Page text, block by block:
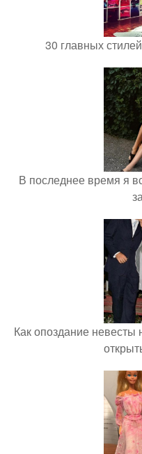
30 главных
В последнее время я
Как опоздание невесты